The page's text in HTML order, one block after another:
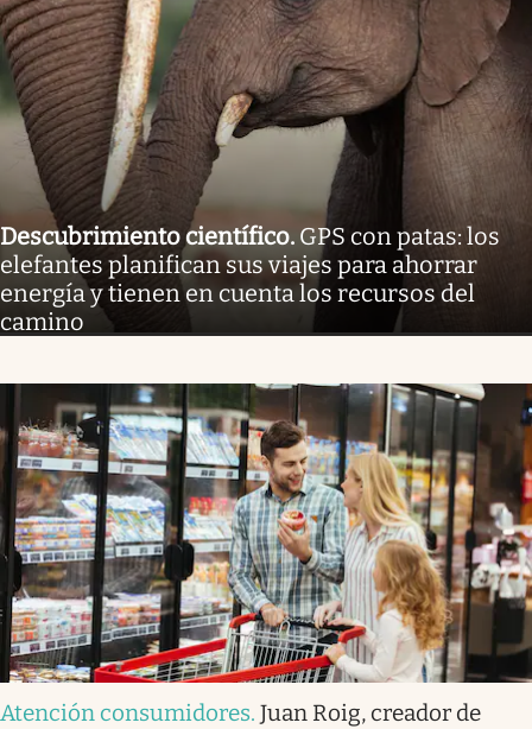
Descubrimiento científico. GPS con patas: los
elefantes planifican sus viajes para ahorrar
energía y tienen en cuenta los recursos del
camino
Atención consumidores. Juan Roig, creador de